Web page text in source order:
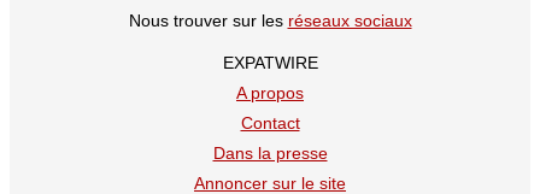
Nous trouver sur les réseaux sociaux
EXPATWIRE
A propos
Contact
Dans la presse
Annoncer sur le site